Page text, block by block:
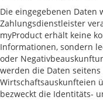
Die eingegebenen
Zahlungsdienstleister
myProduct erhält keine
Informationen, sondern
oder
werden die Daten
Wirtschaftsauskunfteien
bezweckt die Identitäts-